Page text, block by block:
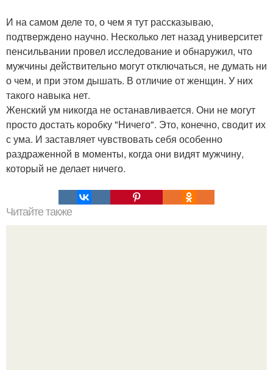
И на самом деле то, о чем я тут рассказываю,
подтверждено научно. Несколько лет назад университет
пенсильвании провел исследование и обнаружил, что
мужчины действительно могут отключаться, не думать ни
о чем, и при этом дышать. В отличие от женщин. У них
такого навыка нет.
Женский ум никогда не останавливается. Они не могут
просто достать коробку "Ничего". Это, конечно, сводит их
с ума. И заставляет чувствовать себя особенно
раздраженной в моменты, когда они видят мужчину,
который не делает ничего.
Читайте также